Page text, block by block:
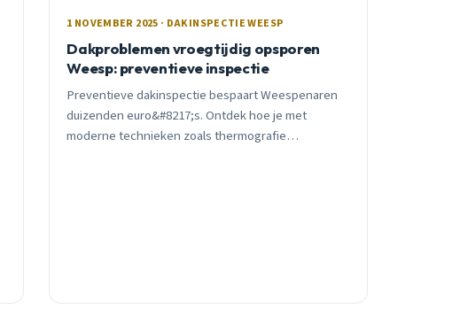
1 NOVEMBER 2025 · DAKINSPECTIE WEESP
Dakproblemen vroegtijdig opsporen
Weesp: preventieve inspectie
Preventieve dakinspectie bespaart Weespenaren
duizenden euro&#8217;s. Ontdek hoe je met
moderne technieken zoals thermografie